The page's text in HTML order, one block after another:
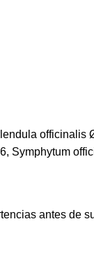
Symphytum
antes de